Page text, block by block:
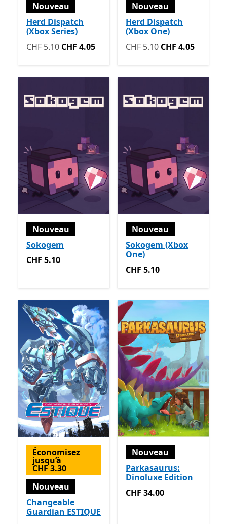
Nouveau
Herd Dispatch
(Xbox Series)
Initialement CHF 5.10 maintenant CHF 4.05
CHF 5.10 CHF 4.05
Nouveau
Herd Dispatch
(Xbox One)
Initialement CHF 5.10
CHF 5.10 CHF 4.05
Nouveau
Sokogem
CHF 5.10
CHF 5.10
Nouveau
Sokogem (Xbox
One)
CHF 5.10
CHF 5.10
Économisez
jusqu’à
CHF 3.30
Nouveau
Changeable
Guardian ESTIQUE
Nouveau
Parkasaurus:
Dinoluxe Edition
CHF 34.00
CHF 34.00